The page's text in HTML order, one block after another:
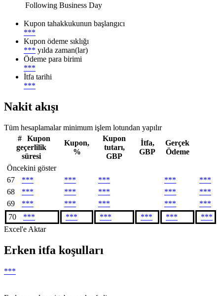
Following Business Day
Kupon tahakkukunun başlangıcı
***
Kupon ödeme sıklığı
*** yılda zaman(lar)
Ödeme para birimi
***
İtfa tarihi
***
Nakit akışı
Tüm hesaplamalar minimum işlem lotundan yapılır
#
Kupon
geçerlilik
süresi
Kupon,
%
Kupon
tutarı,
GBP
İtfa,
GBP
Gerçek
Ödeme
Öncekini göster
67
*** *** *** ***
***
68
*** *** *** ***
***
69
*** *** *** ***
***
70
*** *** *** *** ***
***
Excel'e Aktar
Erken itfa koşulları
***